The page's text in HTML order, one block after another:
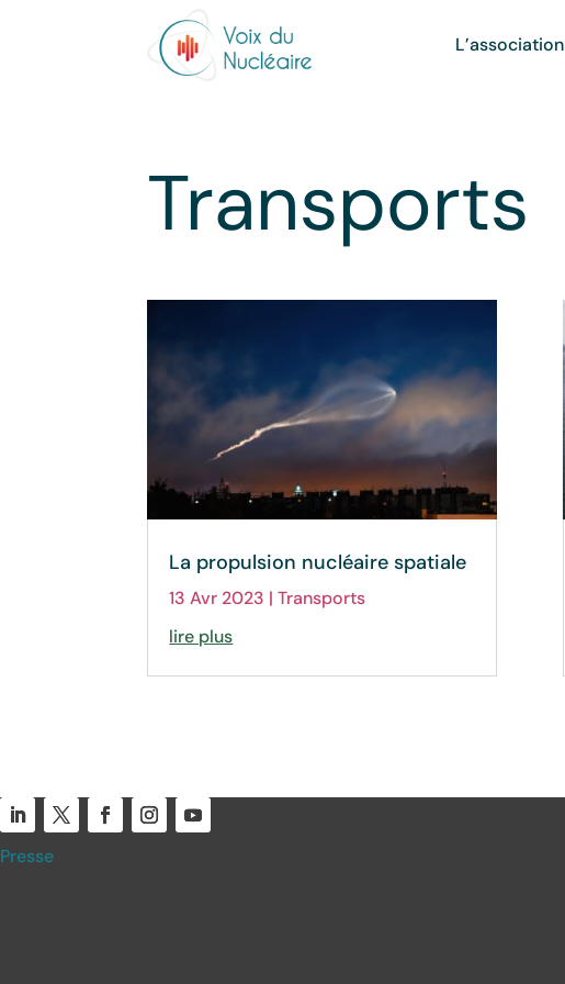
L’association
Transports
La propulsion nucléaire spatiale
13 Avr 2023 |Transports
lire plus
Presse